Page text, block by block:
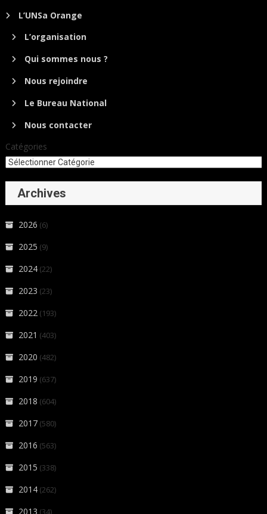
L’UNSa Orange
L’organisation
Qui sommes nous ?
Nous rejoindre
Le Bureau National
Nous contacter
Catégories
Archives
2026 (6)
2025 (9)
2024 (22)
2023 (23)
2022 (193)
2021 (403)
2020 (482)
2019 (637)
2018 (604)
2017 (580)
2016 (563)
2015 (338)
2014 (262)
2013 (34)